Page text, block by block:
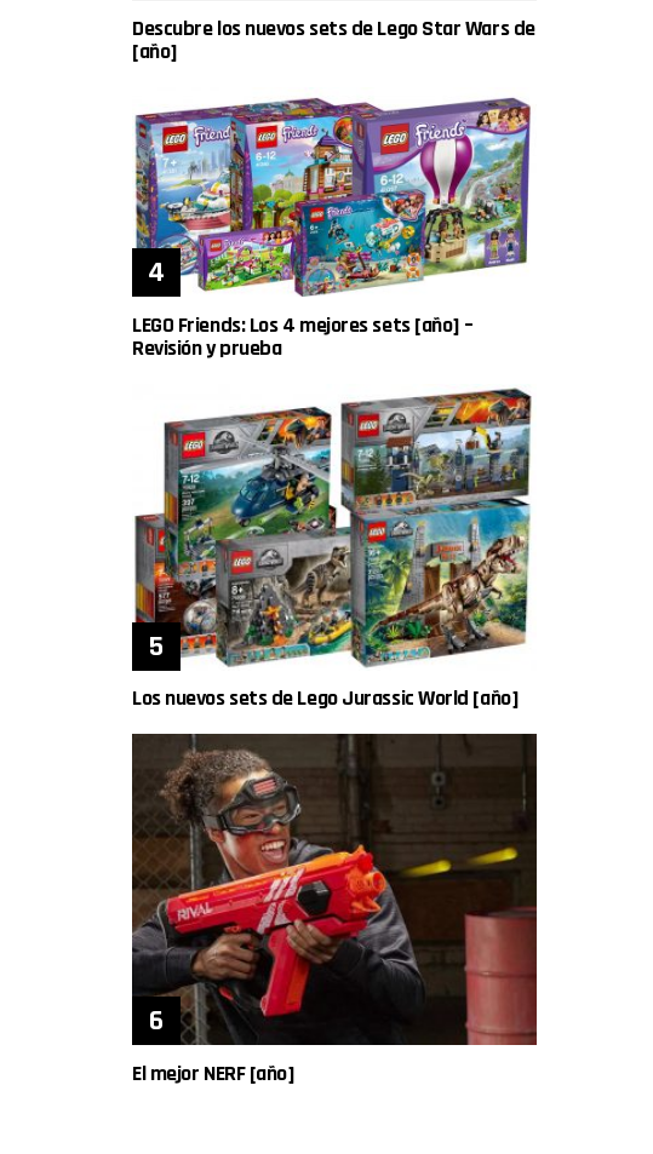
Descubre los nuevos sets de Lego Star Wars de
[año]
LEGO Friends: Los 4 mejores sets [año] –
Revisión y prueba
Los nuevos sets de Lego Jurassic World [año]
El mejor NERF [año]